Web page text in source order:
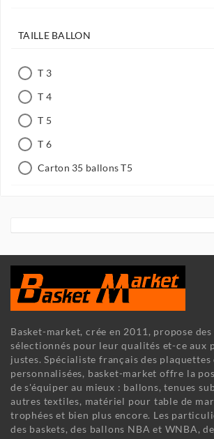
TAILLE BALLON
T 3
T 4
T 5
T 6
Carton 35 ballons T5
Basket-market, crée en 2011, propose
sélectionnés pour leur qualités et-ce aux
justes. Spécialiste français des plaquettes
personnalisées, basket-market offre la
de s'équiper au mieux : ballons, tenues
autres textiles, matériel pour table de
trophées et bien plus encore. Les
des baskets, des ballons NBA et WNBA,